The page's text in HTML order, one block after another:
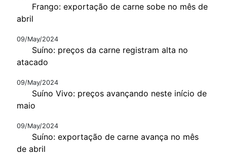
Frango: exportação de carne sobe no mês de
abril
09/May/2024
Suíno: preços da carne registram alta no
atacado
09/May/2024
Suíno Vivo: preços avançando neste início de
maio
09/May/2024
Suíno: exportação de carne avança no mês
de abril